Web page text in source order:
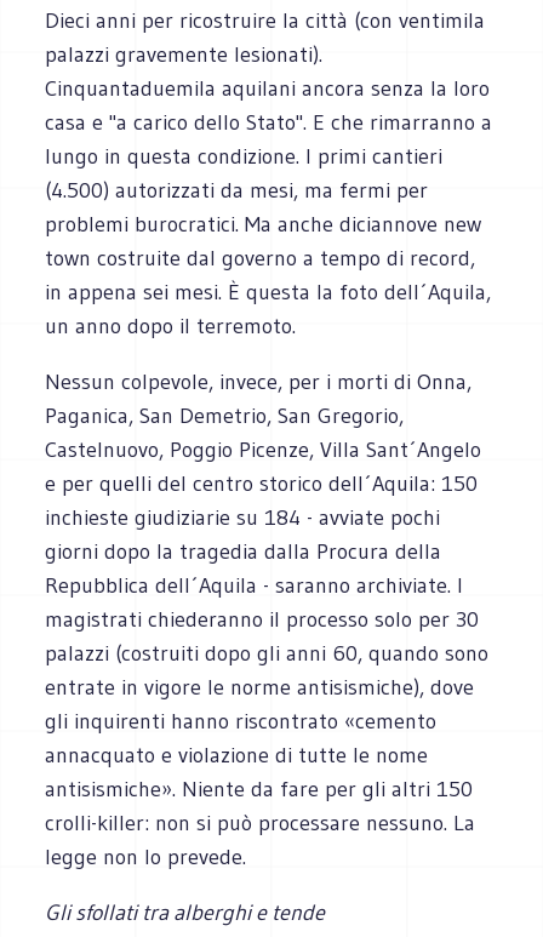
Dieci anni per ricostruire la città (con ventimila
palazzi gravemente lesionati).
Cinquantaduemila aquilani ancora senza la loro
casa e "a carico dello Stato". E che rimarranno a
lungo in questa condizione. I primi cantieri
(4.500) autorizzati da mesi, ma fermi per
problemi burocratici. Ma anche diciannove new
town costruite dal governo a tempo di record,
in appena sei mesi. È questa la foto dell´Aquila,
un anno dopo il terremoto.
Nessun colpevole, invece, per i morti di Onna,
Paganica, San Demetrio, San Gregorio,
Castelnuovo, Poggio Picenze, Villa Sant´Angelo
e per quelli del centro storico dell´Aquila: 150
inchieste giudiziarie su 184 - avviate pochi
giorni dopo la tragedia dalla Procura della
Repubblica dell´Aquila - saranno archiviate. I
magistrati chiederanno il processo solo per 30
palazzi (costruiti dopo gli anni 60, quando sono
entrate in vigore le norme antisismiche), dove
gli inquirenti hanno riscontrato «cemento
annacquato e violazione di tutte le nome
antisismiche». Niente da fare per gli altri 150
crolli-killer: non si può processare nessuno. La
legge non lo prevede.
Gli sfollati tra alberghi e tende